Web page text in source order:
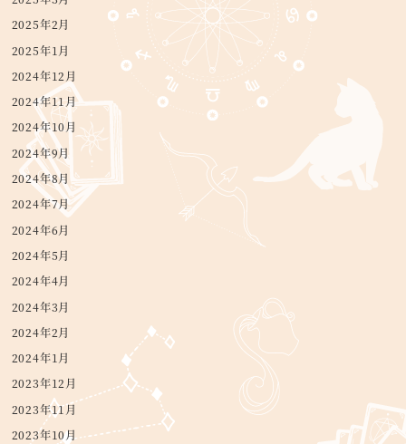
2025年2月
2025年1月
2024年12月
2024年11月
2024年10月
2024年9月
2024年8月
2024年7月
2024年6月
2024年5月
2024年4月
2024年3月
2024年2月
2024年1月
2023年12月
2023年11月
2023年10月